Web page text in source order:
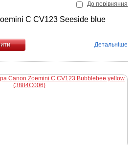
До порівняння
C CV123 Seeside blue
Детальніше